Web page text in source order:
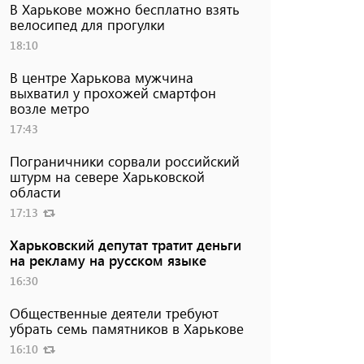
В Харькове можно бесплатно взять
велосипед для прогулки
18:10
В центре Харькова мужчина
выхватил у прохожей смартфон
возле метро
17:43
Пограничники сорвали российский
штурм на севере Харьковской
области
17:13
Харьковский депутат тратит деньги
на рекламу на русском языке
16:30
Общественные деятели требуют
убрать семь памятников в Харькове
16:10